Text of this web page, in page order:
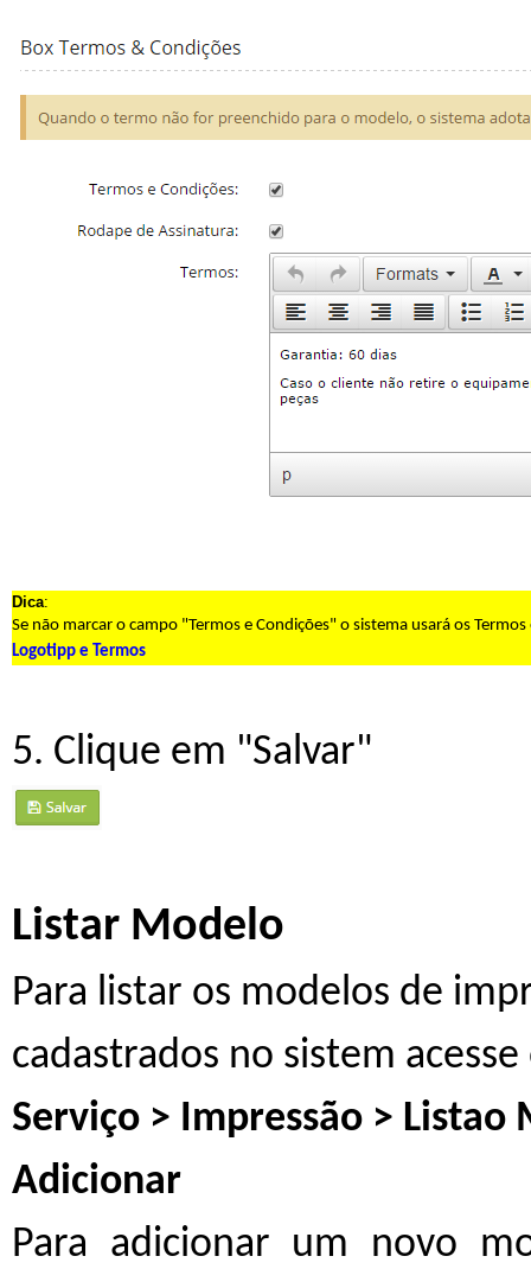
Dica:
Se não marcar o campo "Termos e Condições" o sistema usará os
Logotipp e Termos
5. Clique em "Salvar"
Listar Modelo
Para listar os modelos de
cadastrados no sistem
Serviço > Impressão > Listao
Adicionar
Para adicionar um novo